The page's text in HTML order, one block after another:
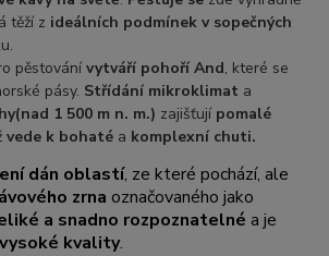
těží z ideálních podmínek v sopečných
pěstovánívytváří pohoří And, které se
pásy. Střídání mikroklimat a
(nad 1 500 m n. m.) zajišťují pomalé
vede k bohaté a komplexní chuti.
dán oblastí, ze které pochází, ale
zrna označovaného jako
a snadno rozpoznatelné a je
kvality.